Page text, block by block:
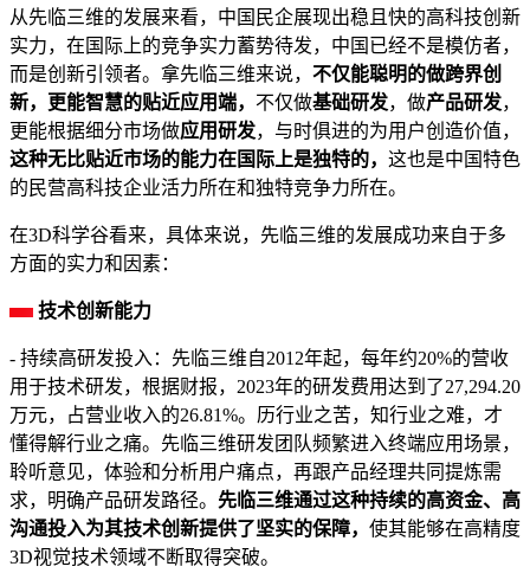
从先临三维的发展来看，中国民企展现出稳且快的高科技创新
实力，在国际上的竞争实力蓄势待发，中国已经不是模仿者，
而是创新引领者。拿先临三维来说， 不仅能聪明的做跨界创
新，更能智慧的贴近应用端， 不仅做基础研发，做产品研发，
更能根据细分市场做应用研发，与时俱进的为用户创造价值，
这种无比贴近市场的能力在国际上是独特的， 这也是中国特色
的民营高科技企业活力所在和独特竞争力所在。
在3D科学谷看来，具体来说，先临三维的发展成功来自于多
方面的实力和因素：
技术创新能力
- 持续高研发投入：先临三维自2012年起，每年约20%的营收
用于技术研发，根据财报，2023年的研发费用达到了27,294.20
万元，占营业收入的26.81%。历行业之苦，知行业之难，才
懂得解行业之痛。先临三维研发团队频繁进入终端应用场景，
聆听意见，体验和分析用户痛点，再跟产品经理共同提炼需
求，明确产品研发路径。 先临三维通过这种持续的高资金、高
沟通投入为其技术创新提供了坚实的保障， 使其能够在高精度
3D视觉技术领域不断取得突破。